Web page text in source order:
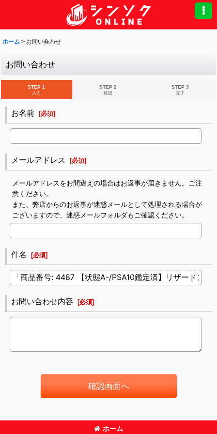
ホーム > お問い合わせ
お問い合わせ
STEP 1
入力
STEP 2
確認
STEP 3
完了
お名前 [必須]
メールアドレス [必須]
メールアドレスをお間違えの場合はお返事が届きません。ご注
意ください。
また、弊店からのお返事が迷惑メールとして処理される場合が
ございますので、迷惑メールフォルダもご確認ください。
件名 [必須]
お問い合わせ内容 [必須]
確認画面へ
ホーム